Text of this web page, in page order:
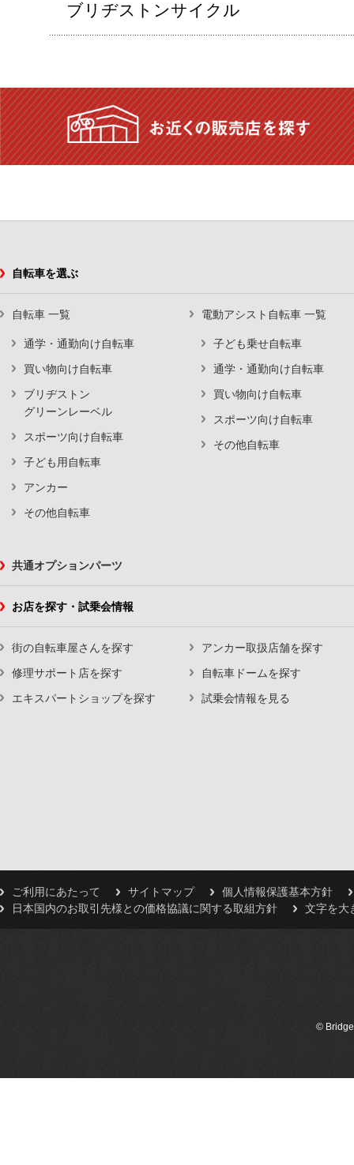
ブリヂストンサイクル
自転車を選ぶ
自転車 一覧
通学・通勤向け自転車
買い物向け自転車
ブリヂストン
グリーンレーベル
スポーツ向け自転車
子ども用自転車
アンカー
その他自転車
電動アシスト自転車 一覧
子ども乗せ自転車
通学・通勤向け自転車
買い物向け自転車
スポーツ向け自転車
その他自転車
共通オプションパーツ
お店を探す・試乗会情報
街の自転車屋さんを探す
修理サポート店を探す
エキスパートショップを探す
アンカー取扱店舗を探す
自転車ドームを探す
試乗会情報を見る
ご利用にあたって サイトマップ
個人情報保護基本方針
日本国内のお取引先様との価格協議に関する取組方針
文字を大
©